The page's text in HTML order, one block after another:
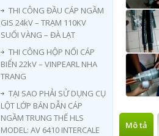
Mô tả
THI CÔNG ĐẦU CÁP NGẦM
GIS 24kV – TRẠM 110KV
SUỐI VÀNG – ĐÀ LẠT
THI CÔNG HỘP NỐI CÁP
BIỂN 22kV – VINPEARL NHA
TRANG
TẠI SAO PHẢI SỬ DỤNG CỤ
LỘT LỚP BÁN DẪN CÁP
NGẦM TRUNG THẾ HLS
MODEL: AV 6410 INTERCALE